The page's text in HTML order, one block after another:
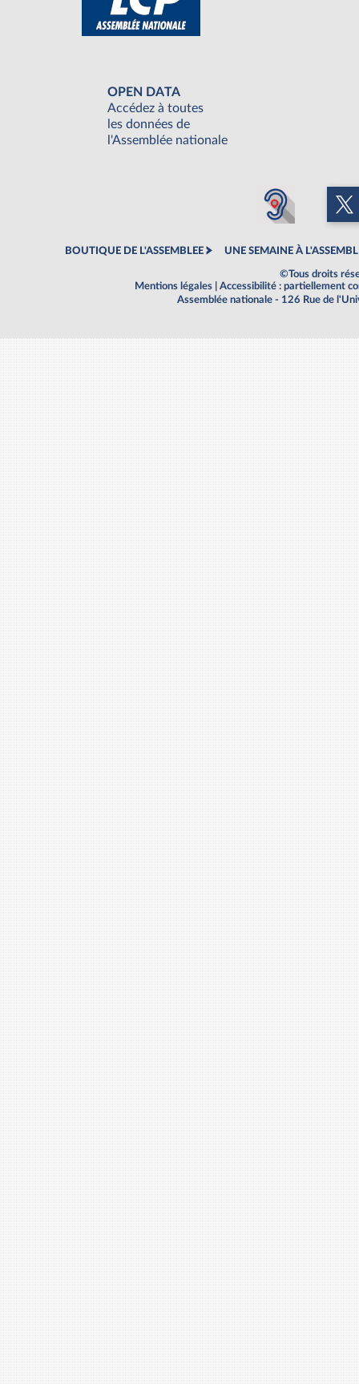
OPEN DATA
Accédez à toutes
les données de
l'Assemblée nationale
BOUTIQUE DE L'ASSEMBLEE UNE SEMAINE À
©Tous droits
Mentions légales
Accessibilité : partiellement
Assemblée nationale - 126 Rue de